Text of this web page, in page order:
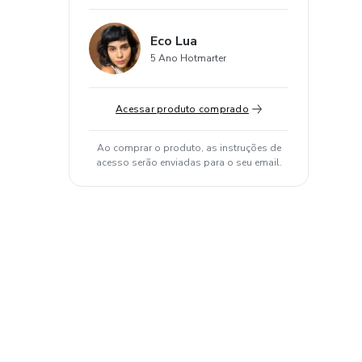
Eco Lua
5 Ano Hotmarter
Acessar produto comprado
Ao comprar o produto, as instruções de
acesso serão enviadas para o seu email.